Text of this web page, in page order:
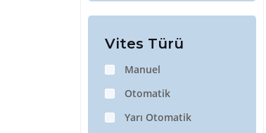
Vites Türü
Manuel
Otomatik
Yarı Otomatik